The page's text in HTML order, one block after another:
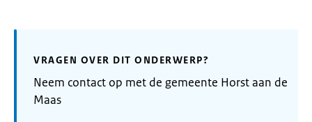
VRAGEN OVER DIT ONDERWERP?
Neem contact op met de gemeente Horst aan de
Maas